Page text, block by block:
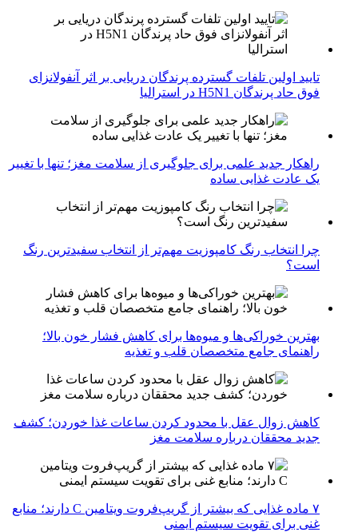
تایید اولین تلفات گسترده پرندگان دریایی بر اثر آنفولانزای
فوق حاد پرندگان H5N1 در استرالیا
راهکار جدید علمی برای جلوگیری از سلامت مغز؛ تنها با تغییر
یک عادت غذایی ساده
چرا انتخاب رنگ کامپوزیت مهم‌تر از انتخاب سفیدترین رنگ
است؟
بهترین خوراکی‌ها و میوه‌ها برای کاهش فشار خون بالا؛
راهنمای جامع متخصصان قلب و تغذیه
کاهش زوال عقل با محدود کردن ساعات غذا خوردن؛ کشف
جدید محققان درباره سلامت مغز
۷ ماده غذایی که بیشتر از گریپ‌فروت ویتامین C دارند؛ منابع
غنی برای تقویت سیستم ایمنی